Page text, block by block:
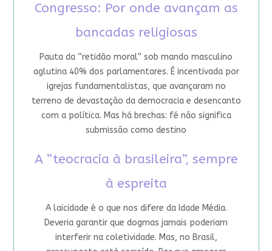
Congresso: Por onde avançam as
bancadas religiosas
Pauta da “retidão moral” sob mando masculino
aglutina 40% dos parlamentares. É incentivada por
igrejas fundamentalistas, que avançaram no
terreno de devastação da democracia e desencanto
com a política. Mas há brechas: fé não significa
submissão como destino
A “teocracia à brasileira”, sempre
à espreita
A laicidade é o que nos difere da Idade Média.
Deveria garantir que dogmas jamais poderiam
interferir na coletividade. Mas, no Brasil,